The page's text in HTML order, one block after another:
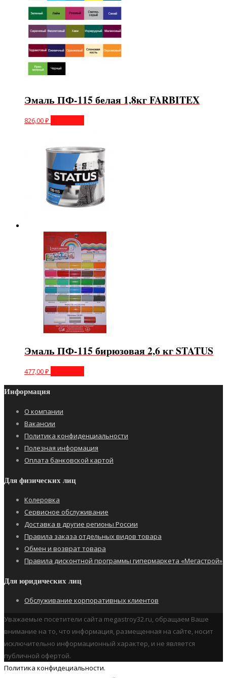
Эмаль ПФ-115 белая 1,8кг FARBITEX
826,00₽
Эмаль ПФ-115 бирюзовая 2,6 кг STATUS
477,00₽
Информация
О компании
Вакансии
Политика конфиденциальности
Полезная информация
Оплата банковской картой
Для физических лиц
Колеровка
Сервисное обслуживание
Доставка в другие регионы России
Правила заказа отдельных видов товара
Обмен и возврат товара
Правила дисконтной программы гипермаркета «Мегастрой»
Для юридических лиц
Обслуживание корпоративных клиентов
Уважаемые посетители сайта megastroy32.ru, обращаем Ваше
внимание на то, что информация, размещенная на сайте, носит
исключительно информационный характер, и не является
публичной офертой.
Политика конфидециальности.